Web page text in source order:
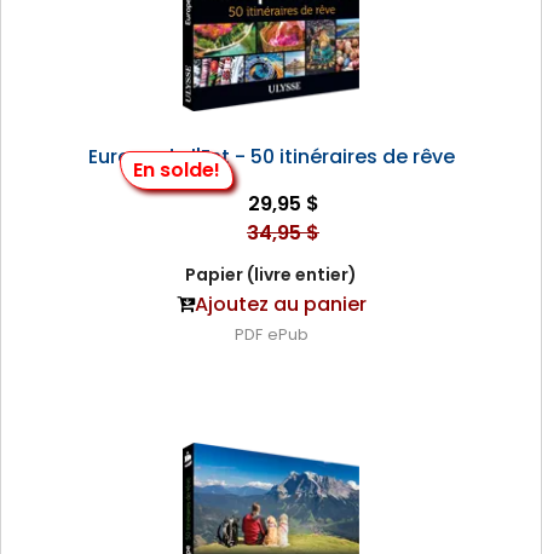
En solde!
Europe de l'Est - 50 itinéraires de rêve
29,95 $
34,95 $
Papier (livre entier)
Ajoutez au panier
PDF ePub